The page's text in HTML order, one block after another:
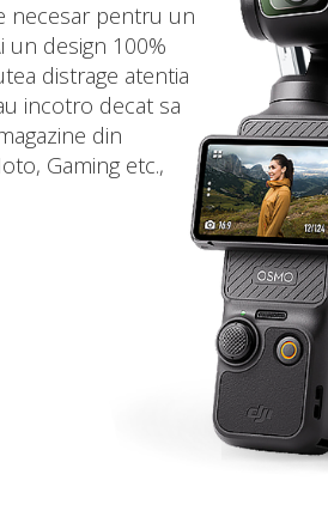
necesar pentru un
un design 100%
distrage atentia
incotro decat sa
din
Gaming etc.,